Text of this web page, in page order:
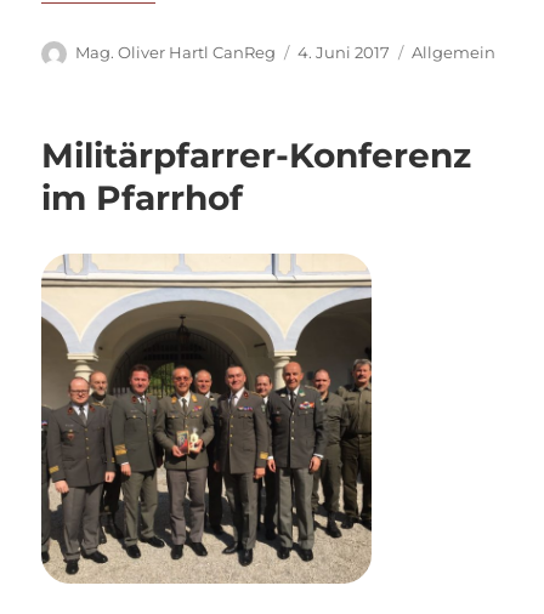
Autor
Mag. Oliver Hartl CanReg
Veröffentlicht
4. Juni 2017 Kategorien
Allgemein
Militärpfarrer-Konferenz
im Pfarrhof